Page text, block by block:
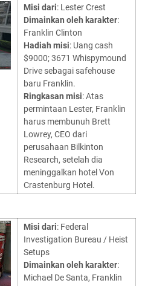
Misi dari: Lester Crest
Dimainkan oleh karakter:
Franklin Clinton
Hadiah misi: Uang cash
$9000; 3671 Whispymound
Drive sebagai safehouse
baru Franklin.
Ringkasan misi: Atas
permintaan Lester, Franklin
harus membunuh Brett
Lowrey, CEO dari
perusahaan Bilkinton
Research, setelah dia
meninggalkan hotel Von
Crastenburg Hotel.
Misi dari: Federal
Investigation Bureau / Heist
Setups
Dimainkan oleh karakter:
Michael De Santa, Franklin